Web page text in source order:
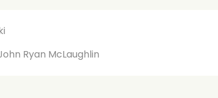
Ryan McLaughlin